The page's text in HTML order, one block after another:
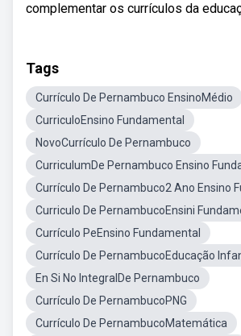
complementar os currículos da
Tags
Currículo De Pernambuco EnsinoMédio
CurriculoEnsino Fundamental
NovoCurrículo De Pernambuco
CurriculumDe Pernambuco Ensino
Currículo De Pernambuco2 Ano Ensino
Curriculo De PernambucoEnsini
Currículo PeEnsino Fundamental
Currículo De PernambucoEducação
En Si No IntegralDe Pernambuco
Currículo De PernambucoPNG
Currículo De PernambucoMatemática